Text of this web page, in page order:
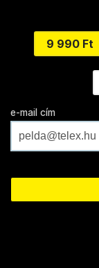
9 990 Ft
e-mail cím